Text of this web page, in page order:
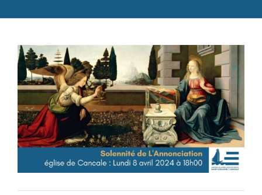
Servir et aimer
Adultes, jeunes et famille
Actualités
Contact
Voir
l'image
agrandie